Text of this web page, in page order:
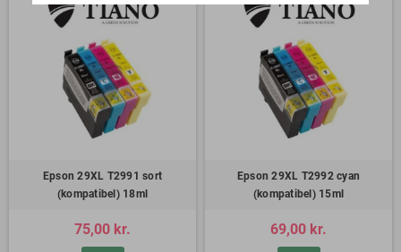
Epson 29XL T2991 sort
(kompatibel) 18ml
75,00 kr.
Epson 29XL T2992 cyan
(kompatibel) 15ml
69,00 kr.